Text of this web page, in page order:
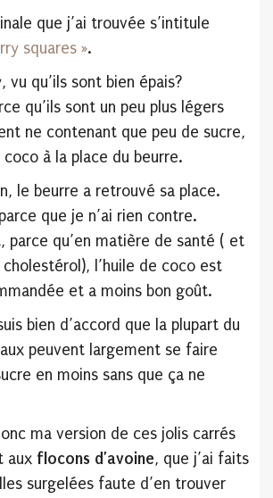
que j’ai trouvée s’intitule
squares ».
vu qu’ils sont bien épais?
qu’ils sont un peu plus légers
ne contenant que peu de sucre,
à la place du beurre.
le beurre a retrouvé sa place.
que je n’ai rien contre.
parce qu’en matière de santé ( et
l’huile de coco est
et a moins bon goût.
bien d’accord que la plupart du
peuvent largement se faire
en moins sans que ça ne
ma version de ces jolis carrés
aux flocons d’avoine, que j’ai faits
surgelées faute d’en trouver